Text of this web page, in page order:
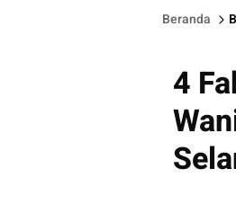
Beranda
4